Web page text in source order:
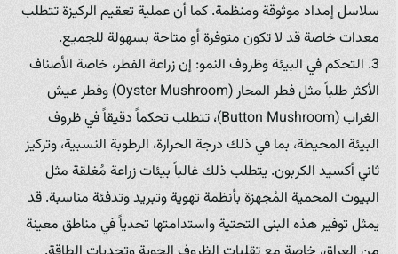
سلاسل إمداد موثوقة ومنظمة. كما أن عملية تعقيم الركيزة تتطلب
معدات خاصة قد لا تكون متوفرة أو متاحة بسهولة للجميع.
3. التحكم في البيئة وظروف النمو: إن زراعة الفطر، خاصة الأصناف
الأكثر طلباً مثل فطر المحار (Oyster Mushroom) وفطر عيش
الغراب (Button Mushroom)، تتطلب تحكماً دقيقاً في ظروف
البيئة المحيطة، بما في ذلك درجة الحرارة، الرطوبة النسبية، وتركيز
ثاني أكسيد الكربون. يتطلب ذلك غالباً بيئات زراعة مُغلقة مثل
البيوت المحمية المُجهزة بأنظمة تهوية وتبريد وتدفئة مناسبة. قد
يمثل توفير هذه البنى التحتية واستدامتها تحدياً في مناطق معينة